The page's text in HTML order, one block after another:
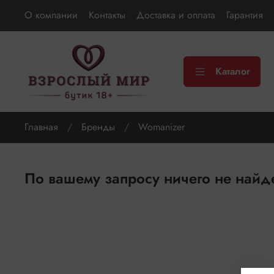
О компании Контакты Доставка и оплата Гарантия
Каталог
Главная Бренды Womanizer
По вашему запросу ничего не